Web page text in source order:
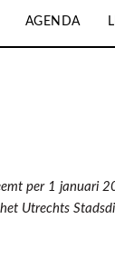
AGENDA
per 1 januari
Utrechts